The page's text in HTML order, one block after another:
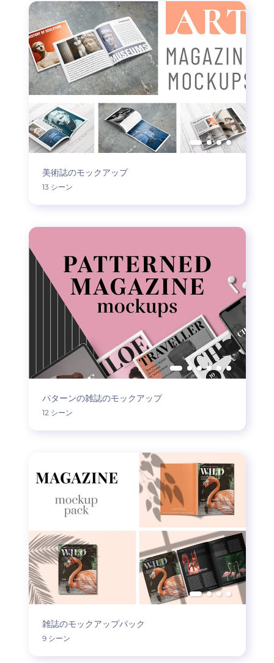
美術誌のモックアップ
13 シーン
パターンの雑誌のモックアップ
12 シーン
雑誌のモックアップパック
9 シーン